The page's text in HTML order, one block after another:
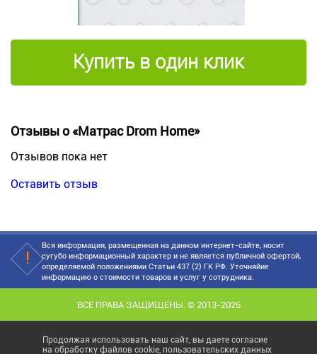
Купить в один клик
Отзывы о «Матрас Drom Home»
Отзывов пока нет
Оставить отзыв
Вся информация, размещенная на данном интернет-сайте, носит
сугубо информационный характер и не является публичной офертой,
определяемой положениями Статьи 437 (2) ГК РФ. Уточняйие
информацию о стоимости товаров и услуг у сотрудника.
ВСЕ ПРАВА ЗАЩИЩЕНЫ. © 2013-2026
Продолжая использовать наш сайт, вы даете согласие
на обработку файлов cookie, пользовательских данных